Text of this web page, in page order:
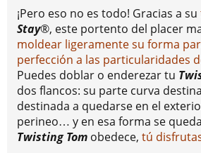
¡Pero eso no es todo! Gracias a su
Stay®, este portento del placer
moldear ligeramente su forma
perfección a las particularidades
Puedes doblar o enderezar tu
dos flancos: su parte curva
destinada a quedarse en el
perineo… y en esa forma se
Twisting Tom obedece, tú